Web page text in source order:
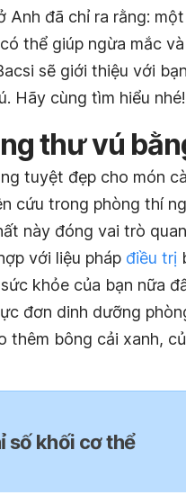
Anh đã chỉ ra rằng:
thể giúp ngừa mắc
sẽ giới thiệu với
Hãy cùng tìm hiểu nhé!
thư vú
tuyệt đẹp cho món
cứu trong phòng thí
này đóng vai trò
với liệu pháp điều trị
khỏe của bạn nữa
đơn dinh dưỡng
thêm bông cải xanh,
số khối cơ thể